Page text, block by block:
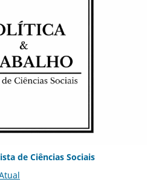
de Ciências Sociais